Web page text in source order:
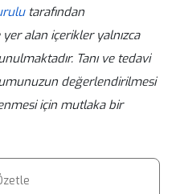
solunum
ve dolaşım
hastalığın
tarafından
alan içerikler yalnızca
Tanı ve tedavi
değerlendirilmesi
için mutlaka bir